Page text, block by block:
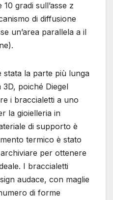
gradi sull’asse z
di diffusione
un’area parallela a il
stata la parte più lunga
poiché Diegel
i braccialetti a uno
la gioielleria in
di supporto è
termico è stato
per ottenere
I braccialetti
audace, con maglie
di forme